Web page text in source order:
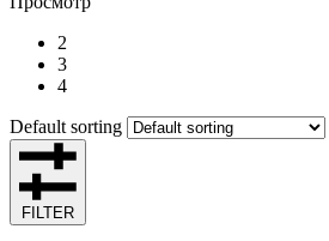
2
3
4
Default sorting
FILTER